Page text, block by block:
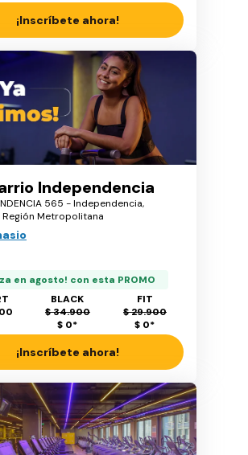
¡Inscríbete ahora!
Independencia
565 - Independencia,
Metropolitana
en agosto! con esta PROMO
BLACK
$ 34.900
$ 0*
FIT
$ 29.900
$ 0*
¡Inscríbete ahora!